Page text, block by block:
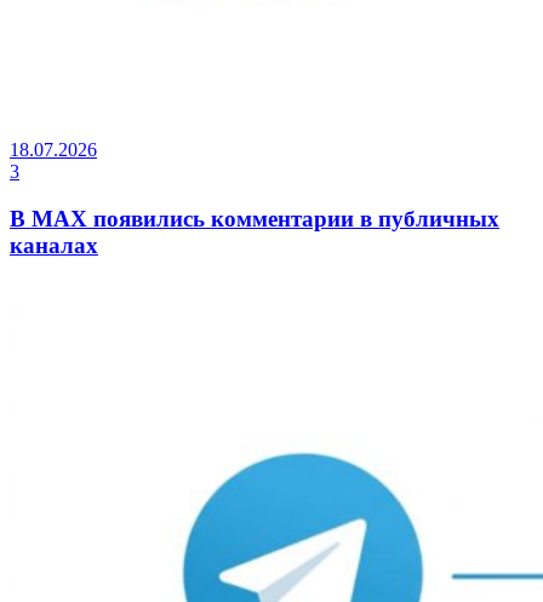
18.07.2026
3
В MAX появились комментарии в публичных
каналах